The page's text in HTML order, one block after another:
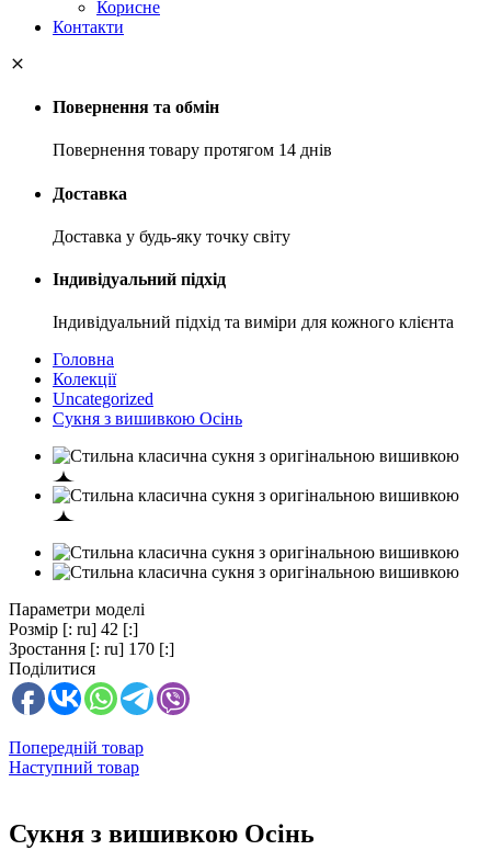
Корисне
Контакти
Повернення та обмін
Повернення товару протягом 14 днів
Доставка
Доставка у будь-яку точку світу
Індивідуальний підхід
Індивідуальний підхід та виміри для кожного клієнта
Головна
Колекції
Uncategorized
Сукня з вишивкою Осінь
Параметри моделі
Розмір [: ru] 42 [:]
Зростання [: ru] 170 [:]
Поділитися
Попередній товар
Наступний товар
Сукня з вишивкою Осінь